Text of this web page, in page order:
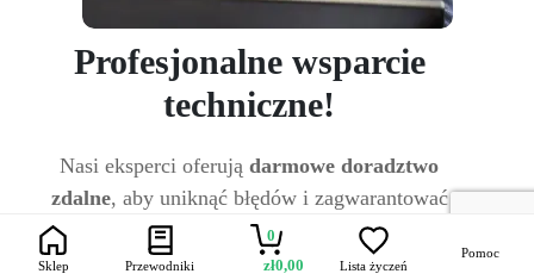
Profesjonalne wsparcie
techniczne!
Nasi eksperci oferują darmowe doradztwo
zdalne, aby uniknąć błędów i zagwarantować
Ci oczekiwany rezultat. W przeciwieństwie do
ogólnych sprzedawców
, którzy oferują tysiące
Sklep Przewodniki
0
zł0,00 Lista życzeń
Pomoc